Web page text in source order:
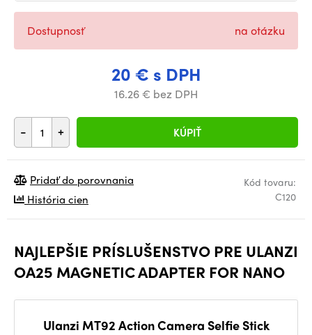
20 € s DPH
16.26 € bez DPH
- + KÚPIŤ
Dostupnosť na otázku
Kód tovaru:
C120
Pridať do porovnania
História cien
NAJLEPŠIE PRÍSLUŠENSTVO PRE ULANZI
OA25 MAGNETIC ADAPTER FOR NANO
Ulanzi MT92 Action Camera Selfie Stick